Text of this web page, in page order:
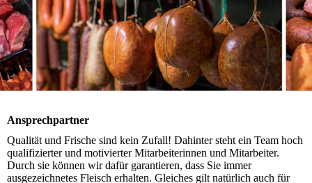
Ansprechpartner
Qualität und Frische sind kein Zufall! Dahinter steht ein Team hoch
qualifizierter und motivierter Mitarbeiterinnen und Mitarbeiter.
Durch sie können wir dafür garantieren, dass Sie immer
ausgezeichnetes Fleisch erhalten. Gleiches gilt natürlich auch für